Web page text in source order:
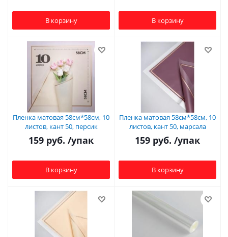
В корзину В корзину
Пленка матовая 58см*58см, 10
листов, кант 50, персик
159 руб. /упак
В корзину
Пленка матовая 58см*58см, 10
листов, кант 50, марсала
159 руб. /упак
В корзину